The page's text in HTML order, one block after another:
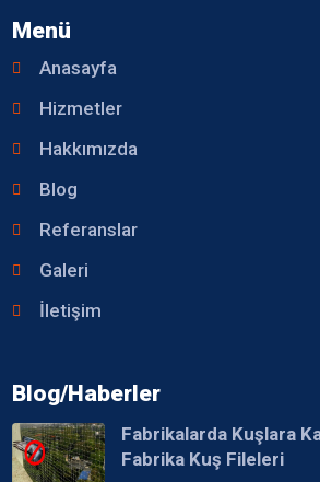
Menü
Anasayfa
Hizmetler
Hakkımızda
Blog
Referanslar
Galeri
İletişim
Blog/Haberler
Fabrikalarda Kuşlara
Fabrika Kuş Fileleri